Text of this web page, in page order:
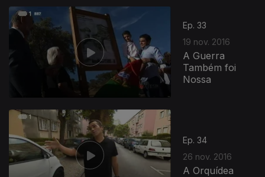
Ep. 33
19 nov. 2016
A Guerra
Também foi
Nossa
Ep. 34
26 nov. 2016
A Orquídea
262973